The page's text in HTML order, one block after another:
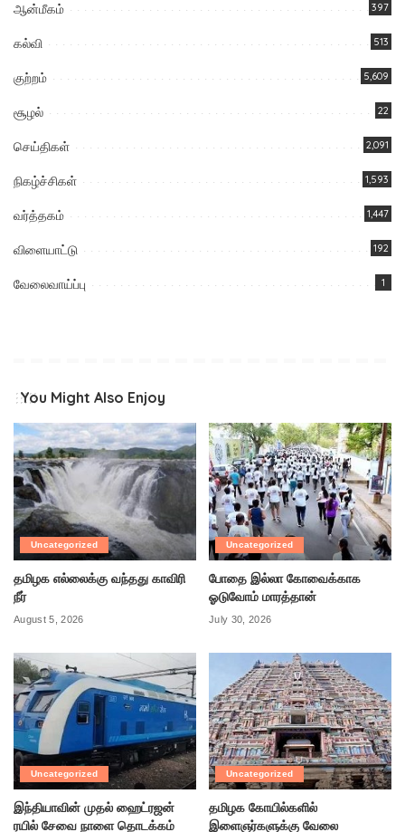
ஆன்மீகம் 397
கல்வி 513
குற்றம் 5,609
சூழல் 22
செய்திகள் 2,091
நிகழ்ச்சிகள் 1,593
வர்த்தகம் 1,447
விளையாட்டு 192
வேலைவாய்ப்பு 1
You Might Also Enjoy
Uncategorized
தமிழக எல்லைக்கு வந்தது காவிரி
நீர்
August 5, 2026
Uncategorized
போதை இல்லா கோவைக்காக
ஓடுவோம் மாரத்தான்
July 30, 2026
Uncategorized
இந்தியாவின் முதல் ஹைட்ரஜன்
ரயில் சேவை நாளை தொடக்கம்
Uncategorized
தமிழக கோயில்களில்
இளைஞர்களுக்கு வேலை